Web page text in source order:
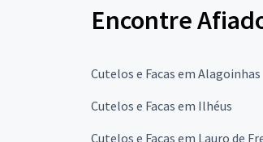
Encontre
Cutelos e Facas em Alagoinhas
Cutelos e Facas em Ilhéus
Cutelos e Facas em Lauro de